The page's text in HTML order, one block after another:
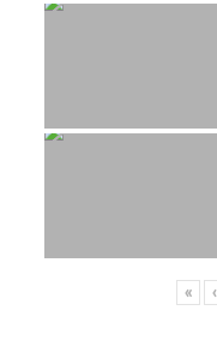
« ‹